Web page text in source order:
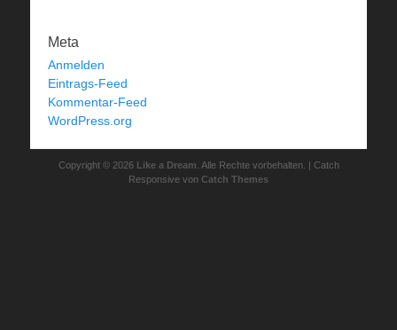
Meta
Anmelden
Eintrags-Feed
Kommentar-Feed
WordPress.org
Copyright © 2026 Like a Dream . Alle Rechte vorbehalten. | Catch
Responsive von Catch Themes